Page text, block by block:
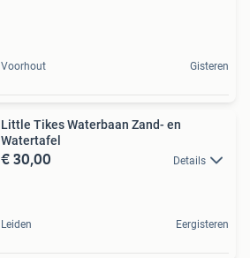
Voorhout Gisteren
Little Tikes Waterbaan Zand- en
Watertafel
€ 30,00 Details
Leiden Eergisteren